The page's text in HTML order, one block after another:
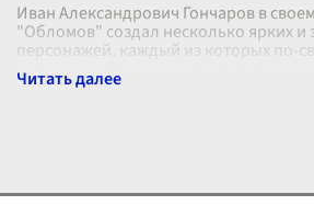
Иван Александрович Гончаров в
"Обломов" создал несколько ярких
персонажей, каждый из которых по-
интересен. Однако среди всех г